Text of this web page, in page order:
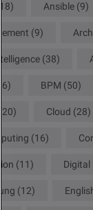
(18) Ansible (9)
(9)
(38)
BPM (50)
(20) Cloud (28)
(16)
(11) Digital
(12)